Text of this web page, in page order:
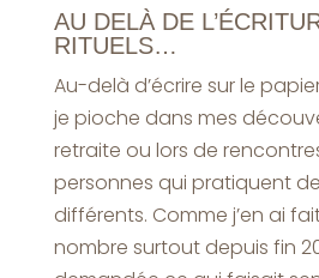
AU DELÀ DE
RITUELS…
Au-delà d’écrire sur le
je pioche dans mes
retraite ou lors de
personnes qui pratiquent
différents. Comme j’en ai
nombre surtout depuis fin